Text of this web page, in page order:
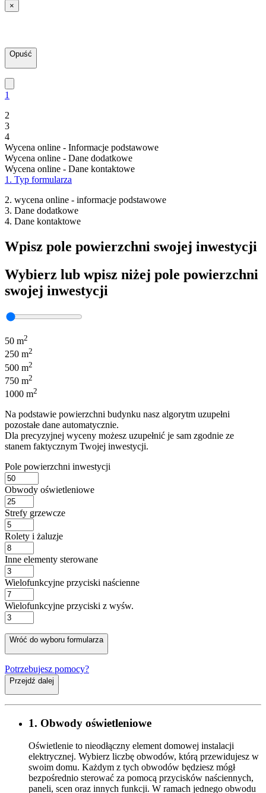
×
Opuść
1
2
3
4
Wycena online - Informacje podstawowe
Wycena online - Dane dodatkowe
Wycena online - Dane kontaktowe
1. Typ formularza
2. wycena online - informacje podstawowe
3. Dane dodatkowe
4. Dane kontaktowe
Wpisz pole powierzchni swojej inwestycji
Wybierz lub wpisz niżej pole powierzchni
swojej inwestycji
50 m2
250 m2
500 m2
750 m2
1000 m2
Na podstawie powierzchni budynku nasz algorytm uzupełni
pozostałe dane automatycznie.
Dla precyzyjnej wyceny możesz uzupełnić je sam zgodnie ze
stanem faktycznym Twojej inwestycji.
Pole powierzchni inwestycji
Obwody oświetleniowe
Strefy grzewcze
Rolety i żaluzje
Inne elementy sterowane
Wielofunkcyjne przyciski naścienne
Wielofunkcyjne przyciski z wyśw.
Wróć do wyboru formularza
Potrzebujesz pomocy?
Przejdź dalej
1. Obwody oświetleniowe
Oświetlenie to nieodłączny element domowej instalacji
elektrycznej. Wybierz liczbę obwodów, którą przewidujesz w
swoim domu. Każdym z tych obwodów będziesz mógł
bezpośrednio sterować za pomocą przycisków naściennych,
paneli, scen oraz innych funkcji. W ramach jednego obwodu